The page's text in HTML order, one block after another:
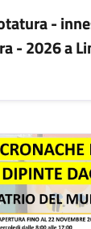
-
- 2026 a